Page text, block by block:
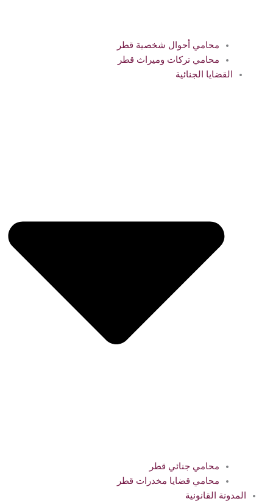
محامي أحوال شخصية قطر
محامي تركات وميراث قطر
القضايا الجنائية
محامي جنائي قطر
محامي قضايا مخدرات قطر
المدونة القانونية